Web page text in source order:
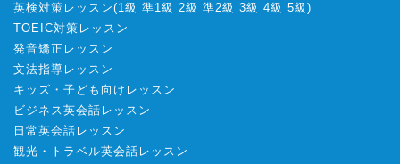
英検対策レッスン(1級 準1級 2級 準2級 3級 4級 5級 )
TOEIC対策レッスン
発音矯正レッスン
文法指導レッスン
キッズ・子ども向けレッスン
ビジネス英会話レッスン
日常英会話レッスン
観光・トラベル英会話レッスン